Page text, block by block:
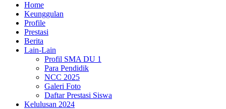
Home
Keunggulan
Profile
Prestasi
Berita
Lain-Lain
Profil SMA DU 1
Para Pendidik
NCC 2025
Galeri Foto
Daftar Prestasi Siswa
Kelulusan 2024